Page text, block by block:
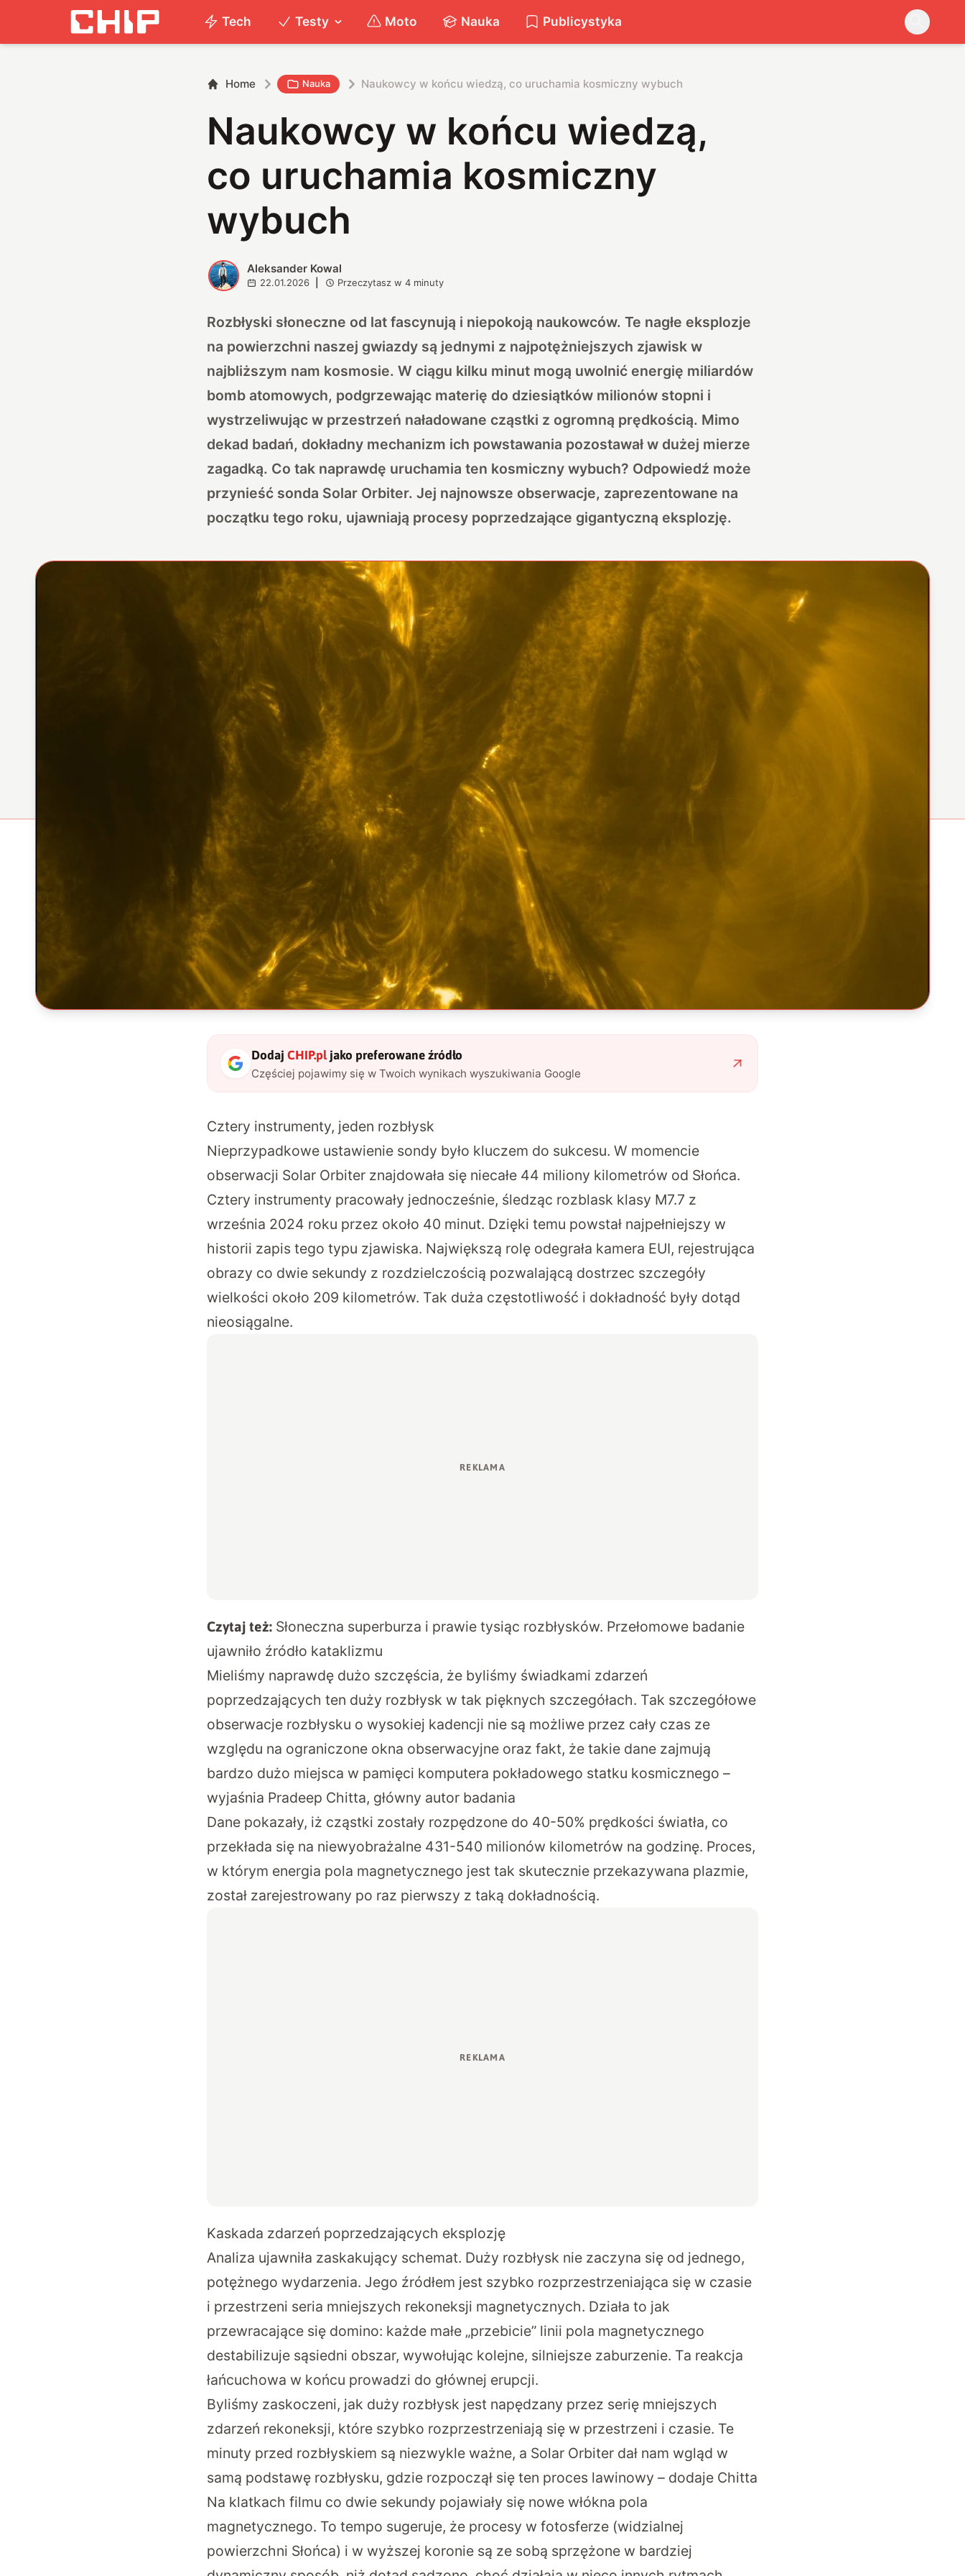
Tech Testy Moto Nauka Publicystyka
Home Nauka Naukowcy w końcu wiedzą, co uruchamia kosmiczny wybuch
Naukowcy w końcu wiedzą,
co uruchamia kosmiczny
wybuch
A Aleksander Kowal
22.01.2026 Przeczytasz w4 minuty
Rozbłyski słoneczne od lat fascynują i niepokoją naukowców. Te nagłe eksplozje
na powierzchni naszej gwiazdy są jednymi z najpotężniejszych zjawisk w
najbliższym nam kosmosie. W ciągu kilku minut mogą uwolnić energię miliardów
bomb atomowych, podgrzewając materię do dziesiątków milionów stopni i
wystrzeliwując w przestrzeń naładowane cząstki z ogromną prędkością. Mimo
dekad badań, dokładny mechanizm ich powstawania pozostawał w dużej mierze
zagadką. Co tak naprawdę uruchamia ten kosmiczny wybuch? Odpowiedź może
przynieść sonda Solar Orbiter. Jej najnowsze obserwacje, zaprezentowane na
początku tego roku, ujawniają procesy poprzedzające gigantyczną eksplozję.
Dodaj CHIP.pljako preferowane źródło
Częściej pojawimy się w Twoich wynikach wyszukiwania Google
Cztery instrumenty, jeden rozbłysk
Nieprzypadkowe ustawienie sondy było kluczem do sukcesu. W momencie
obserwacji Solar Orbiter znajdowała się niecałe 44 miliony kilometrów od Słońca.
Cztery instrumenty pracowały jednocześnie, śledząc rozblask klasy M7.7 z
września 2024 roku przez około 40 minut. Dzięki temu powstał najpełniejszy w
historii zapis tego typu zjawiska. Największą rolę odegrała kamera EUI, rejestrująca
obrazy co dwie sekundy z rozdzielczością pozwalającą dostrzec szczegóły
wielkości około 209 kilometrów. Tak duża częstotliwość i dokładność były dotąd
nieosiągalne.
Czytaj też: Słoneczna superburza i prawie tysiąc rozbłysków. Przełomowe badanie
ujawniło źródło kataklizmu
Mieliśmy naprawdę dużo szczęścia, że byliśmy świadkami zdarzeń
poprzedzających ten duży rozbłysk w tak pięknych szczegółach. Tak szczegółowe
obserwacje rozbłysku o wysokiej kadencji nie są możliwe przez cały czas ze
względu na ograniczone okna obserwacyjne oraz fakt, że takie dane zajmują
bardzo dużo miejsca w pamięci komputera pokładowego statku kosmicznego –
wyjaśnia Pradeep Chitta, główny autor badania
Dane pokazały, iż cząstki zostały rozpędzone do 40-50% prędkości światła, co
przekłada się na niewyobrażalne 431-540 milionów kilometrów na godzinę. Proces,
w którym energia pola magnetycznego jest tak skutecznie przekazywana plazmie,
został zarejestrowany po raz pierwszy z taką dokładnością.
Kaskada zdarzeń poprzedzających eksplozję
Analiza ujawniła zaskakujący schemat. Duży rozbłysk nie zaczyna się od jednego,
potężnego wydarzenia. Jego źródłem jest szybko rozprzestrzeniająca się w czasie
i przestrzeni seria mniejszych rekoneksji magnetycznych. Działa to jak
przewracające się domino: każde małe „przebicie” linii pola magnetycznego
destabilizuje sąsiedni obszar, wywołując kolejne, silniejsze zaburzenie. Ta reakcja
łańcuchowa w końcu prowadzi do głównej erupcji.
Byliśmy zaskoczeni, jak duży rozbłysk jest napędzany przez serię mniejszych
zdarzeń rekoneksji, które szybko rozprzestrzeniają się w przestrzeni i czasie. Te
minuty przed rozbłyskiem są niezwykle ważne, a Solar Orbiter dał nam wgląd w
samą podstawę rozbłysku, gdzie rozpoczął się ten proces lawinowy – dodaje Chitta
Na klatkach filmu co dwie sekundy pojawiały się nowe włókna pola
magnetycznego. To tempo sugeruje, że procesy w fotosferze (widzialnej
powierzchni Słońca) i w wyższej koronie są ze sobą sprzężone w bardziej